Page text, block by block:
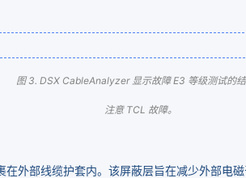
图 3. DSX CableAnalyzer 显示故障 E3 等级测试的结
注意 TCL 故障。
外部线缆护套内。该屏蔽层旨在减少外部电